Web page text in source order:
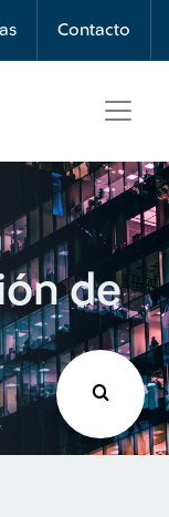
Contacto
de